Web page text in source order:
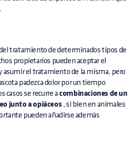
tratamiento de determinados tipos de
propietarios pueden aceptar el
asumir el tratamiento de la misma, pero
padezca dolor por un tiempo
casos se recurre a combinaciones de un
junto a opiáceos, si bien en animales
pueden añadirse además